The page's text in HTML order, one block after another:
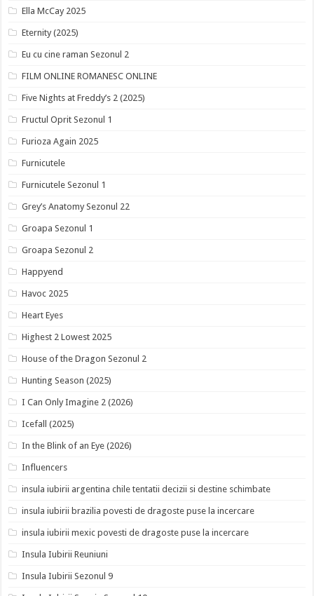
Ella McCay 2025
Eternity (2025)
Eu cu cine raman Sezonul 2
FILM ONLINE ROMANESC ONLINE
Five Nights at Freddy’s 2 (2025)
Fructul Oprit Sezonul 1
Furioza Again 2025
Furnicutele
Furnicutele Sezonul 1
Grey’s Anatomy Sezonul 22
Groapa Sezonul 1
Groapa Sezonul 2
Happyend
Havoc 2025
Heart Eyes
Highest 2 Lowest 2025
House of the Dragon Sezonul 2
Hunting Season (2025)
I Can Only Imagine 2 (2026)
Icefall (2025)
In the Blink of an Eye (2026)
Influencers
insula iubirii argentina chile tentatii decizii si destine schimbate
insula iubirii brazilia povesti de dragoste puse la incercare
insula iubirii mexic povesti de dragoste puse la incercare
Insula Iubirii Reuniuni
Insula Iubirii Sezonul 9